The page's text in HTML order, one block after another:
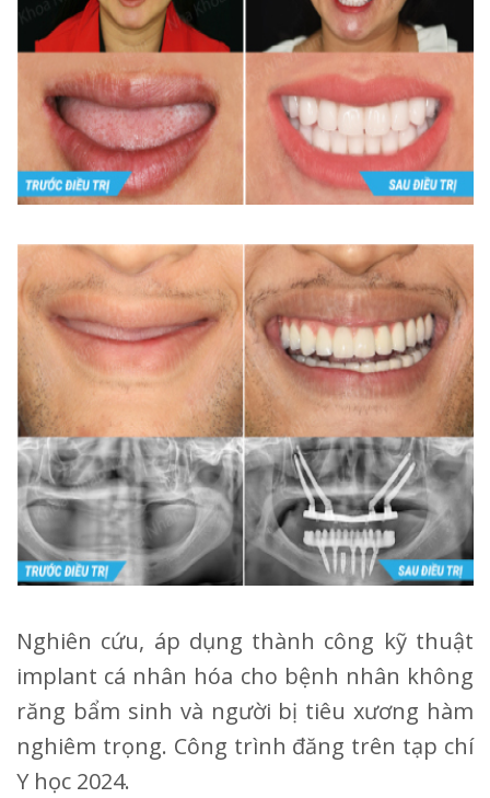
Nghiên cứu, áp dụng thành công kỹ thuật
implant cá nhân hóa cho bệnh nhân không
răng bẩm sinh và người bị tiêu xương hàm
nghiêm trọng. Công trình đăng trên tạp chí
Y học 2024.